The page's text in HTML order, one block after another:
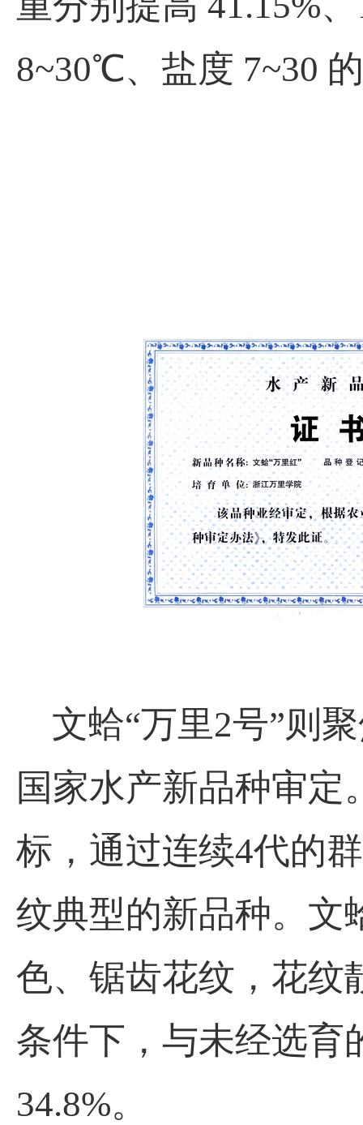
8~30℃、盐度 7~30
文蛤“万里2号”则
国家水产新品种审
标，通过连续4代的
纹典型的新品种。文
色、锯齿花纹，花纹
条件下，与未经选育
34.8%。